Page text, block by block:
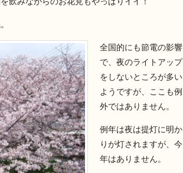
全国的にも節電の影響
で、夜のライトアップ
をしないところが多い
ようですが、ここも例
外ではありません。
例年は夜は提灯に明か
りが灯されますが、今
年はありません。